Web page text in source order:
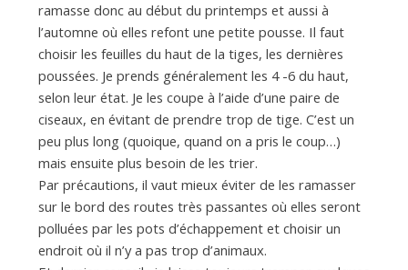
ramasse donc au début du printemps et aussi à
l’automne où elles refont une petite pousse. Il faut
choisir les feuilles du haut de la tiges, les dernières
poussées. Je prends généralement les 4 -6 du haut,
selon leur état. Je les coupe à l’aide d’une paire de
ciseaux, en évitant de prendre trop de tige. C’est un
peu plus long (quoique, quand on a pris le coup…)
mais ensuite plus besoin de les trier.
Par précautions, il vaut mieux éviter de les ramasser
sur le bord des routes très passantes où elles seront
polluées par les pots d’échappement et choisir un
endroit où il n’y a pas trop d’animaux.